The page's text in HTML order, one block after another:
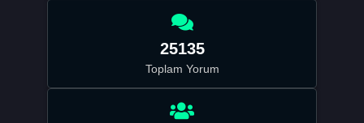
25135
Toplam Yorum